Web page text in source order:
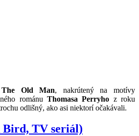
Old Man, nakrútený na motívy
románu Thomasa Perryho z roku
odlišný, ako asi niektorí očakávali.
Bird, TV seriál)